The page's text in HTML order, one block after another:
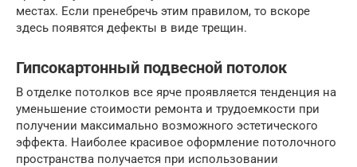
местах. Если пренебречь этим правилом, то вскоре
здесь появятся дефекты в виде трещин.
Гипсокартонный подвесной потолок
В отделке потолков все ярче проявляется тенденция на
уменьшение стоимости ремонта и трудоемкости при
получении максимально возможного эстетического
эффекта. Наиболее красивое оформление потолочного
пространства получается при использовании